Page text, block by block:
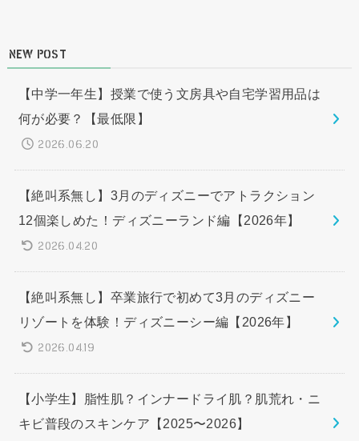
NEW POST
【中学一年生】授業で使う文房具や自宅学習用品は
何が必要？【最低限】
2026.06.20
【絶叫系無し】3月のディズニーでアトラクション
12個楽しめた！ディズニーランド編【2026年】
2026.04.20
【絶叫系無し】卒業旅行で初めて3月のディズニー
リゾートを体験！ディズニーシー編【2026年】
2026.04.19
【小学生】脂性肌？インナードライ肌？肌荒れ・ニ
キビ普段のスキンケア【2025〜2026】